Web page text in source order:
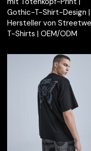
Gothic-T-Shirt-Design |
Hersteller von
T-Shirts | OEM/ODM